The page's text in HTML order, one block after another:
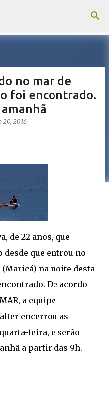
principal
no mar de
foi encontrado.
20, 2016
de 22 anos, que
desde que entrou no
na noite desta
De acordo
a equipe
encerrou as
feira, e serão
a partir das 9h.